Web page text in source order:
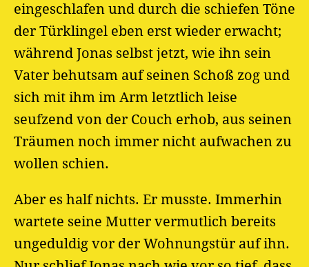
eingeschlafen und durch die schiefen Töne
der Türklingel eben erst wieder erwacht;
während Jonas selbst jetzt, wie ihn sein
Vater behutsam auf seinen Schoß zog und
sich mit ihm im Arm letztlich leise
seufzend von der Couch erhob, aus seinen
Träumen noch immer nicht aufwachen zu
wollen schien.
Aber es half nichts. Er musste. Immerhin
wartete seine Mutter vermutlich bereits
ungeduldig vor der Wohnungstür auf ihn.